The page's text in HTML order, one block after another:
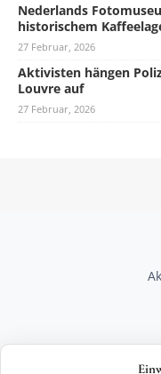
Nederlands
historischem
27 Februar, 2026
Aktivisten hängen
Louvre auf
27 Februar, 2026